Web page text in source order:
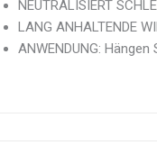
NEUTRALISIERT
LANG ANHALTENDE
ANWENDUNG: